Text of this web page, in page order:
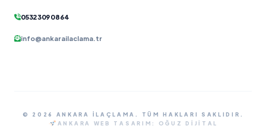
0532 309 08 64
info@ankarailaclama.tr
© 2026 ANKARA İLAÇLAMA. TÜM HAKLARI SAKLIDIR.
ANKARA WEB TASARIM:
OĞUZ DIJITAL